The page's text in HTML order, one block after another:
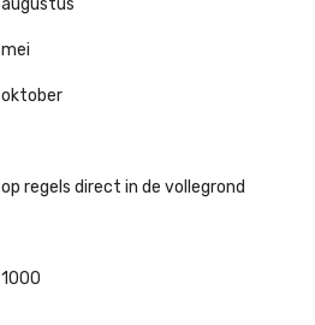
augustus
mei
oktober
op regels direct in de vollegrond
1000